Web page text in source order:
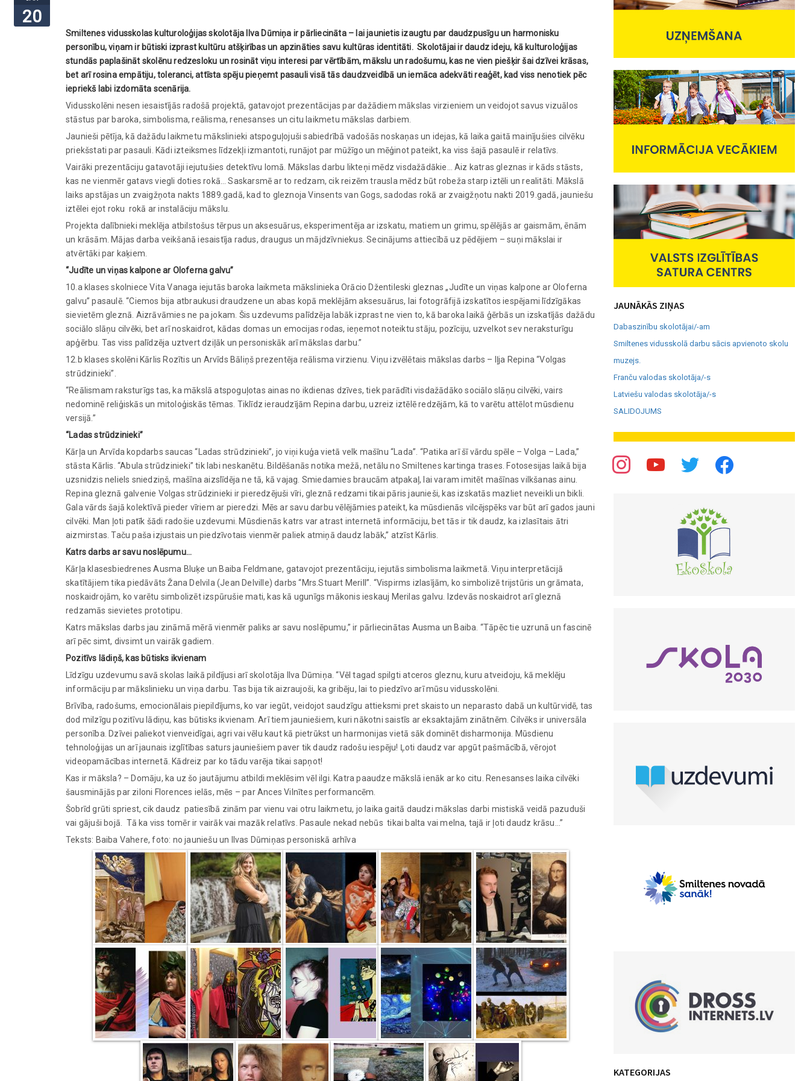
20
Smiltenes vidusskolas kulturoloģijas skolotāja Ilva Dūmiņa ir pārliecināta – lai jaunietis izaugtu par daudzpusīgu un harmonisku
personību, viņam ir būtiski izprast kultūru atšķirības un apzināties savu kultūras identitāti. Skolotājai ir daudz ideju, kā kulturoloģijas
stundās paplašināt skolēnu redzesloku un rosināt viņu interesi par vērtībām, mākslu un radošumu, kas ne vien piešķir šai dzīvei krāsas,
bet arī rosina empātiju, toleranci, attīsta spēju pieņemt pasauli visā tās daudzveidībā un iemāca adekvāti reaģēt, kad viss nenotiek pēc
iepriekš labi izdomāta scenārija.
Vidusskolēni nesen iesaistījās radošā projektā, gatavojot prezentācijas par dažādiem mākslas virzieniem un veidojot savus vizuālos
stāstus par baroka, simbolisma, reālisma, renesanses un citu laikmetu mākslas darbiem.
Jaunieši pētīja, kā dažādu laikmetu mākslinieki atspoguļojuši sabiedrībā vadošās noskaņas un idejas, kā laika gaitā mainījušies cilvēku
priekšstati par pasauli. Kādi izteiksmes līdzekļi izmantoti, runājot par mūžīgo un mēģinot pateikt, ka viss šajā pasaulē ir relatīvs.
Vairāki prezentāciju gatavotāji iejutušies detektīvu lomā. Mākslas darbu likteņi mēdz visdažādākie… Aiz katras gleznas ir kāds stāsts,
kas ne vienmēr gatavs viegli doties rokā… Saskarsmē ar to redzam, cik reizēm trausla mēdz būt robeža starp iztēli un realitāti. Mākslā
laiks apstājas un zvaigžņota nakts 1889.gadā, kad to gleznoja Vinsents van Gogs, sadodas rokā ar zvaigžņotu nakti 2019.gadā, jauniešu
iztēlei ejot roku rokā ar instalāciju mākslu.
Projekta dalībnieki meklēja atbilstošus tērpus un aksesuārus, eksperimentēja ar izskatu, matiem un grimu, spēlējās ar gaismām, ēnām
un krāsām. Mājas darba veikšanā iesaistīja radus, draugus un mājdzīvniekus. Secinājums attiecībā uz pēdējiem – suņi mākslai ir
atvērtāki par kaķiem.
“Judīte un viņas kalpone ar Oloferna galvu”
10.a klases skolniece Vita Vanaga iejutās baroka laikmeta mākslinieka Orācio Džentileski gleznas „Judīte un viņas kalpone ar Oloferna
galvu” pasaulē. “Ciemos bija atbraukusi draudzene un abas kopā meklējām aksesuārus, lai fotogrāfijā izskatītos iespējami līdzīgākas
sievietēm gleznā. Aizrāvāmies ne pa jokam. Šis uzdevums palīdzēja labāk izprast ne vien to, kā baroka laikā ģērbās un izskatījās dažādu
sociālo slāņu cilvēki, bet arī noskaidrot, kādas domas un emocijas rodas, ieņemot noteiktu stāju, pozīciju, uzvelkot sev neraksturīgu
apģērbu. Tas viss palīdzēja uztvert dziļāk un personiskāk arī mākslas darbu.”
12.b klases skolēni Kārlis Rozītis un Arvīds Bāliņš prezentēja reālisma virzienu. Viņu izvēlētais mākslas darbs – Iļja Repina “Volgas
strūdzinieki”.
“Reālismam raksturīgs tas, ka mākslā atspoguļotas ainas no ikdienas dzīves, tiek parādīti visdažādāko sociālo slāņu cilvēki, vairs
nedominē reliģiskās un mitoloģiskās tēmas. Tiklīdz ieraudzījām Repina darbu, uzreiz iztēlē redzējām, kā to varētu attēlot mūsdienu
versijā.”
“Ladas strūdzinieki”
Kārļa un Arvīda kopdarbs saucas “Ladas strūdzinieki”, jo viņi kuģa vietā velk mašīnu “Lada”. “Patika arī šī vārdu spēle – Volga – Lada,”
stāsta Kārlis. “Abula strūdzinieki” tik labi neskanētu. Bildēšanās notika mežā, netālu no Smiltenes kartinga trases. Fotosesijas laikā bija
uzsnidzis neliels sniedziņš, mašīna aizslīdēja ne tā, kā vajag. Smiedamies braucām atpakaļ, lai varam imitēt mašīnas vilkšanas ainu.
Repina gleznā galvenie Volgas strūdzinieki ir pieredzējuši vīri, gleznā redzami tikai pāris jaunieši, kas izskatās mazliet neveikli un bikli.
Gala vārds šajā kolektīvā pieder vīriem ar pieredzi. Mēs ar savu darbu vēlējāmies pateikt, ka mūsdienās vilcējspēks var būt arī gados jauni
cilvēki. Man ļoti patīk šādi radošie uzdevumi. Mūsdienās katrs var atrast internetā informāciju, bet tās ir tik daudz, ka izlasītais ātri
aizmirstas. Taču paša izjustais un piedzīvotais vienmēr paliek atmiņā daudz labāk,” atzīst Kārlis.
Katrs darbs ar savu noslēpumu…
Kārļa klasesbiedrenes Ausma Bluķe un Baiba Feldmane, gatavojot prezentāciju, iejutās simbolisma laikmetā. Viņu interpretācijā
skatītājiem tika piedāvāts Žana Delvila (Jean Delville) darbs “Mrs.Stuart Merill”. “Vispirms izlasījām, ko simbolizē trijstūris un grāmata,
noskaidrojām, ko varētu simbolizēt izspūrušie mati, kas kā ugunīgs mākonis ieskauj Merilas galvu. Izdevās noskaidrot arī gleznā
redzamās sievietes prototipu.
Katrs mākslas darbs jau zināmā mērā vienmēr paliks ar savu noslēpumu,” ir pārliecinātas Ausma un Baiba. “Tāpēc tie uzrunā un fascinē
arī pēc simt, divsimt un vairāk gadiem.
Pozitīvs lādiņš, kas būtisks ikvienam
Līdzīgu uzdevumu savā skolas laikā pildījusi arī skolotāja Ilva Dūmiņa. “Vēl tagad spilgti atceros gleznu, kuru atveidoju, kā meklēju
informāciju par mākslinieku un viņa darbu. Tas bija tik aizraujoši, ka gribēju, lai to piedzīvo arī mūsu vidusskolēni.
Brīvība, radošums, emocionālais piepildījums, ko var iegūt, veidojot saudzīgu attieksmi pret skaisto un neparasto dabā un kultūrvidē, tas
dod milzīgu pozitīvu lādiņu, kas būtisks ikvienam. Arī tiem jauniešiem, kuri nākotni saistīs ar eksaktajām zinātnēm. Cilvēks ir universāla
personība. Dzīvei paliekot vienveidīgai, agri vai vēlu kaut kā pietrūkst un harmonijas vietā sāk dominēt disharmonija. Mūsdienu
tehnoloģijas un arī jaunais izglītības saturs jauniešiem paver tik daudz radošu iespēju! Ļoti daudz var apgūt pašmācībā, vērojot
videopamācības internetā. Kādreiz par ko tādu varēja tikai sapņot!
Kas ir māksla? – Domāju, ka uz šo jautājumu atbildi meklēsim vēl ilgi. Katra paaudze mākslā ienāk ar ko citu. Renesanses laika cilvēki
šausminājās par ziloni Florences ielās, mēs – par Ances Vilnītes performancēm.
Šobrīd grūti spriest, cik daudz patiesībā zinām par vienu vai otru laikmetu, jo laika gaitā daudzi mākslas darbi mistiskā veidā pazuduši
vai gājuši bojā. Tā ka viss tomēr ir vairāk vai mazāk relatīvs. Pasaule nekad nebūs tikai balta vai melna, tajā ir ļoti daudz krāsu…”
Teksts: Baiba Vahere, foto: no jauniešu un Ilvas Dūmiņas personiskā arhīva
JAUNĀKĀS ZIŅAS
Dabaszinību skolotājai/-am
Smiltenes vidusskolā darbu sācis apvienoto skolu
muzejs.
Franču valodas skolotāja/-s
Latviešu valodas skolotāja/-s
SALIDOJUMS
KATEGORIJAS